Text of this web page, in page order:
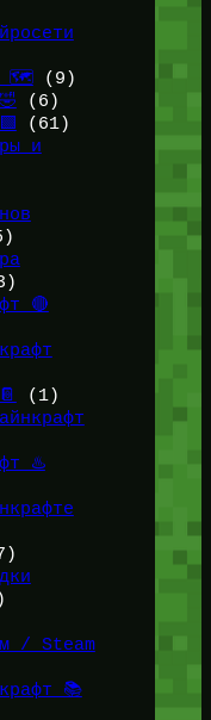
🗺️(9)
(6)
(61)
и
🔴
(1)
♨️
/ Steam
📚